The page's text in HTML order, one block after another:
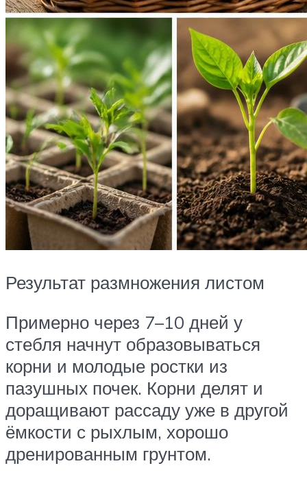
Результат размножения листом
Примерно через 7–10 дней у
стебля начнут образовываться
корни и молодые ростки из
пазушных почек. Корни делят и
доращивают рассаду уже в другой
ёмкости с рыхлым, хорошо
дренированным грунтом.